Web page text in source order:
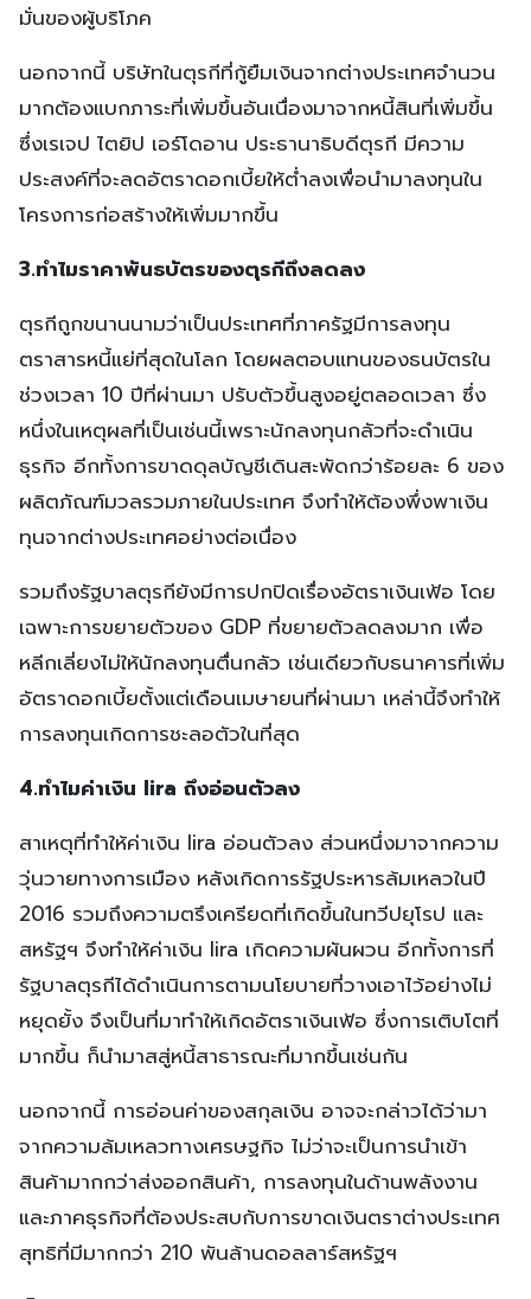
มั่นของผู้บริโภค
นอกจากนี้ บริษัทในตุรกีที่กู้ยืมเงินจากต่างประเทศจำนวน
มากต้องแบกภาระที่เพิ่มขึ้นอันเนื่องมาจากหนี้สินที่เพิ่มขึ้น
ซึ่งเรเจป ไตยิป เอร์โดอาน ประธานาธิบดีตุรกี มีความ
ประสงค์ที่จะลดอัตราดอกเบี้ยให้ต่ำลงเพื่อนำมาลงทุนใน
โครงการก่อสร้างให้เพิ่มมากขึ้น
3.ทำไมราคาพันธบัตรของตุรกีถึงลดลง
ตุรกีถูกขนานนามว่าเป็นประเทศที่ภาครัฐมีการลงทุน
ตราสารหนี้แย่ที่สุดในโลก โดยผลตอบแทนของธนบัตรใน
ช่วงเวลา 10 ปีที่ผ่านมา ปรับตัวขึ้นสูงอยู่ตลอดเวลา ซึ่ง
หนึ่งในเหตุผลที่เป็นเช่นนี้เพราะนักลงทุนกลัวที่จะดำเนิน
ธุรกิจ อีกทั้งการขาดดุลบัญชีเดินสะพัดกว่าร้อยละ 6 ของ
ผลิตภัณฑ์มวลรวมภายในประเทศ จึงทำให้ต้องพึ่งพาเงิน
ทุนจากต่างประเทศอย่างต่อเนื่อง
รวมถึงรัฐบาลตุรกียังมีการปกปิดเรื่องอัตราเงินเฟ้อ โดย
เฉพาะการขยายตัวของ GDP ที่ขยายตัวลดลงมาก เพื่อ
หลีกเลี่ยงไม่ให้นักลงทุนตื่นกลัว เช่นเดียวกับธนาคารที่เพิ่ม
อัตราดอกเบี้ยตั้งแต่เดือนเมษายนที่ผ่านมา เหล่านี้จึงทำให้
การลงทุนเกิดการชะลอตัวในที่สุด
4.ทำไมค่าเงิน lira ถึงอ่อนตัวลง
สาเหตุที่ทำให้ค่าเงิน lira อ่อนตัวลง ส่วนหนึ่งมาจากความ
วุ่นวายทางการเมือง หลังเกิดการรัฐประหารล้มเหลวในปี
2016 รวมถึงความตรึงเครียดที่เกิดขึ้นในทวีปยุโรป และ
สหรัฐฯ จึงทำให้ค่าเงิน lira เกิดความผันผวน อีกทั้งการที่
รัฐบาลตุรกีได้ดำเนินการตามนโยบายที่วางเอาไว้อย่างไม่
หยุดยั้ง จึงเป็นที่มาทำให้เกิดอัตราเงินเฟ้อ ซึ่งการเติบโตที่
มากขึ้น ก็นำมาสสู่หนี้สาธารณะที่มากขึ้นเช่นกัน
นอกจากนี้ การอ่อนค่าของสกุลเงิน อาจจะกล่าวได้ว่ามา
จากความล้มเหลวทางเศรษฐกิจ ไม่ว่าจะเป็นการนำเข้า
สินค้ามากกว่าส่งออกสินค้า, การลงทุนในด้านพลังงาน
และภาคธุรกิจที่ต้องประสบกับการขาดเงินตราต่างประเทศ
สุทธิที่มีมากกว่า 210 พันล้านดอลลาร์สหรัฐฯ